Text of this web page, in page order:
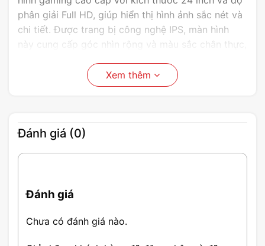
phân giải Full HD, giúp hiển thị hình ảnh sắc nét và
chi tiết. Được trang bị công nghệ IPS, màn hình
này cung cấp góc nhìn rộng và màu sắc chân thực,
Đặc Điểm Nổi Bật Màn Hình ViewSonic
Xem thêm
Đánh giá (0)
Đánh giá
Chưa có đánh giá nào.